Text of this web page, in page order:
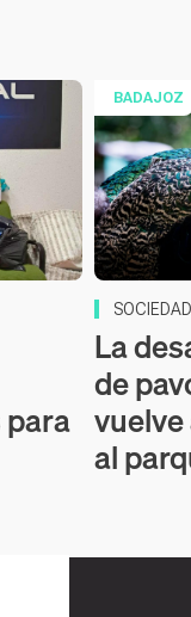
BADAJOZ
SOCIEDAD
La
de
al